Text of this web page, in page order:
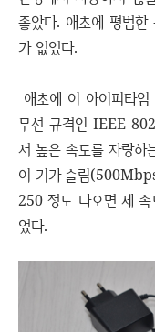
좋았다. 애초에 평범
가 없었다.
애초에 이 아이피타
무선 규격인 IEEE
서 높은 속도를 자랑하
이 기가 슬림
250 정도 나오면 제
었다.